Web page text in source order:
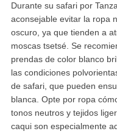
Durante su safari por
aconsejable evitar la ropa
oscuro, ya que tienden a
moscas tsetsé. Se
prendas de color blanco
las condiciones
de safari, que pueden
blanca. Opte por ropa
tonos neutros y tejidos
caqui son especialmente